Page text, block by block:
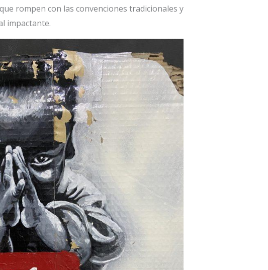
rompen con las convenciones tradicionales y
impactante.